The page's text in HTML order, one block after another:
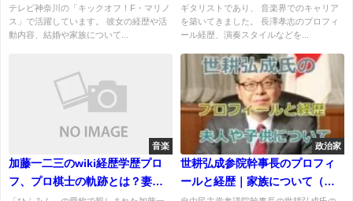
は？
テレビ神奈川の「キックオフ！F・マリノ
ス」で活躍しています。 彼女の経歴や活
動内容、結婚や家族について...
は？
ギタリストであり、 音楽界でのキャリア
を築いてきました。 長澤孝志のプロフィ
ール経歴、演奏スタイルなどを...
音楽
加藤一二三のwiki経歴学歴プロ
フ、プロ棋士の軌跡とは？妻、
政治家
世耕弘成参院幹事長のプロフィ
ールと経歴｜家族について（再